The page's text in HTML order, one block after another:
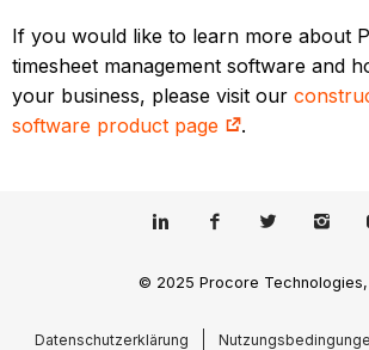
If you would like to learn more about
timesheet management software and
your business, please visit our
software product page
.
© 2025 Procore Technologies,
Datenschutzerklärung